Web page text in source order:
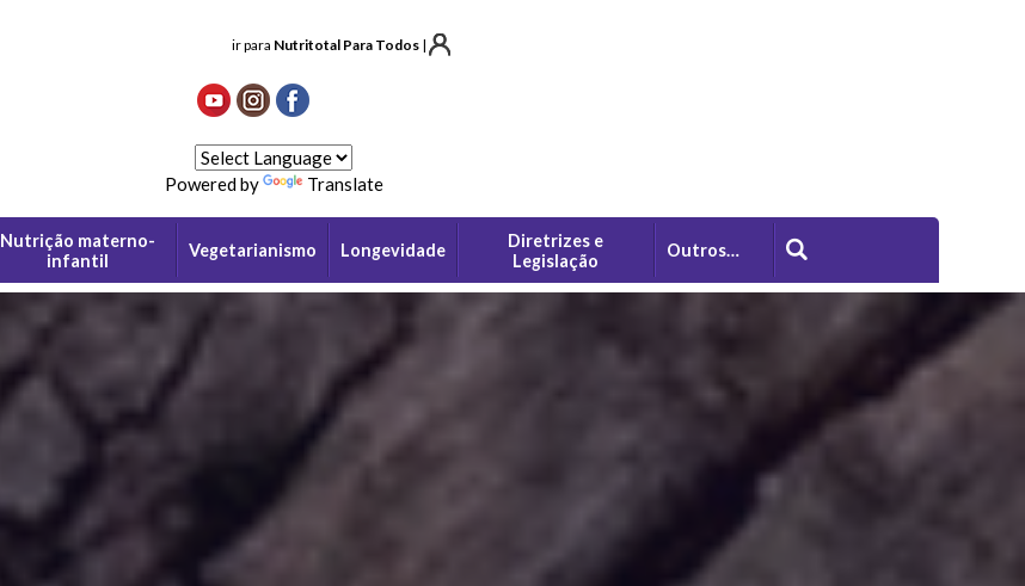
Powered by Translate
ir para Nutritotal Para Todos |
Nutrição materno-
infantil
Vegetarianismo Longevidade
Diretrizes e
Legislação
Outros…